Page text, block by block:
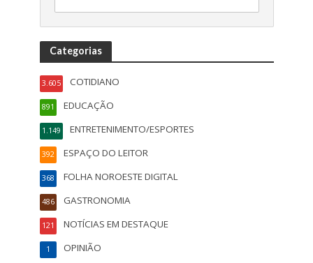
Categorias
COTIDIANO
3.605
EDUCAÇÃO
891
ENTRETENIMENTO/ESPORTES
1.149
ESPAÇO DO LEITOR
392
FOLHA NOROESTE DIGITAL
368
GASTRONOMIA
486
NOTÍCIAS EM DESTAQUE
121
OPINIÃO
1